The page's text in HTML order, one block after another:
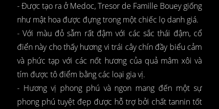
- Được tạo ra ở Medoc, Tresor de Famille Bouey giống
như mật hoa được đựng trong một chiếc lọ danh giá.
- Với màu đỏ sẫm rất đậm với các sắc thái đậm, cổ
điển này cho thấy hương vi trái cây chín đầy biểu cảm
và phức tạp với các nốt hương của quả mâm xôi và
tím được tô điểm bằng các loại gia vị.
- Hương vị phong phú và ngon mang đến một sự
phong phú tuyệt đẹp được hỗ trợ bởi chất tannin tốt